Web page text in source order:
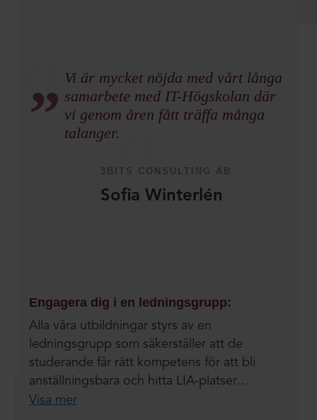
Vi är mycket nöjda med vårt långa
samarbete med IT-Högskolan där
vi genom åren fått träffa många
talanger.
3BITS CONSULTING AB
Sofia Winterlén
Engagera dig i en ledningsgrupp:
Alla våra utbildningar styrs av en
ledningsgrupp som säkerställer att de
studerande får rätt kompetens för att bli
anställningsbara och hitta LIA-platser…
Visa mer